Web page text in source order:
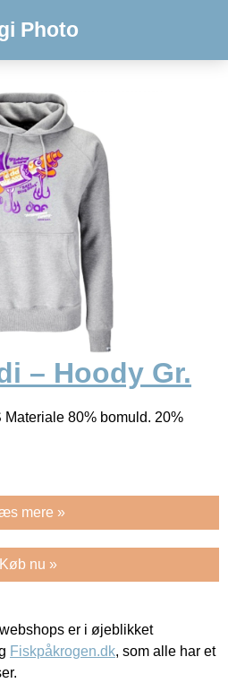
Photo
– Hoody Gr.
80% bomuld. 20%
mere »
Køb nu »
er i øjeblikket
Fiskpåkrogen.dk, som alle har et